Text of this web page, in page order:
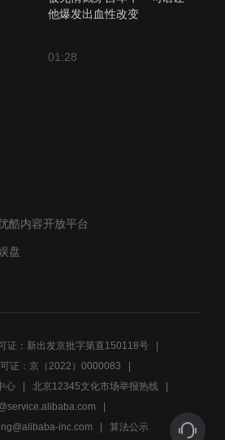
他爆发出血性改变
01:28
行动洗刷了污名
酷内容开放平台
盘
证：新出发京批字第直150118号
证：京（2022）0000083
心
北京12345文化市场举报热线
inc.com 算法公示